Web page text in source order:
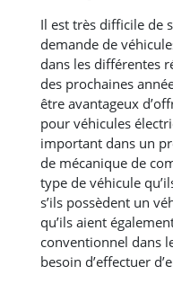
Il est très difficile de
demande de
dans les différentes
des prochaines
être avantageux
pour véhicules
important dans un
de mécanique de
type de véhicule
s’ils possèdent un
qu’ils aient
conventionnel dans
besoin d’effectuer